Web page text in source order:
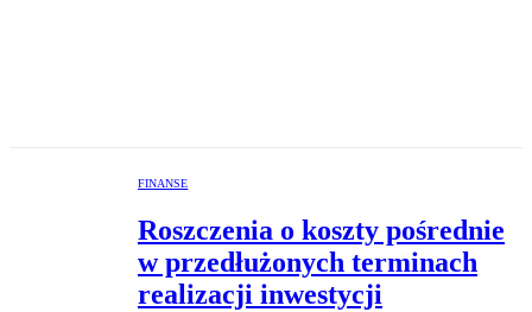
FINANSE
Roszczenia o koszty pośrednie
w przedłużonych terminach
realizacji inwestycji